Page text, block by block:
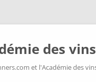
des
et l'Académie des